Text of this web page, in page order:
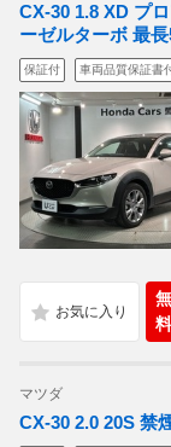
CX-30 1.8 XD プ
ーゼルターボ
保証付 車両品質保証書
無
料
マツダ
CX-30 2.0 20S